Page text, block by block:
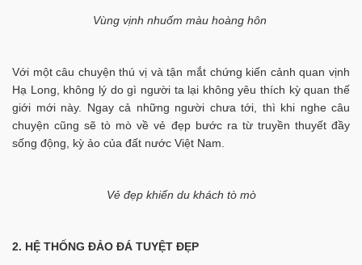
Vùng vịnh nhuốm màu hoàng hôn
Với một câu chuyện thú vị và tận mắt chứng kiến cảnh quan vịnh
Hạ Long, không lý do gì người ta lại không yêu thích kỳ quan thế
giới mới này. Ngay cả những người chưa tới, thì khi nghe câu
chuyện cũng sẽ tò mò về vẻ đẹp bước ra từ truyền thuyết đầy
sống động, kỳ ảo của đất nước Việt Nam.
Vẻ đẹp khiến du khách tò mò
2. HỆ THỐNG ĐẢO ĐÁ TUYỆT ĐẸP